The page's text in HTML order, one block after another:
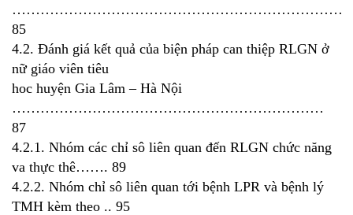
85
4.2. Đánh giá kết quả của biện pháp can thiệp RLGN ở
nữ giáo viên tiêu
hoc huyện Gia Lâm – Hà Nội
…………………………………………………………
87
4.2.1. Nhóm các chỉ sô liên quan đến RLGN chức năng
va thực thê……. 89
4.2.2. Nhóm chỉ sô liên quan tới bệnh LPR và bệnh lý
TMH kèm theo .. 95